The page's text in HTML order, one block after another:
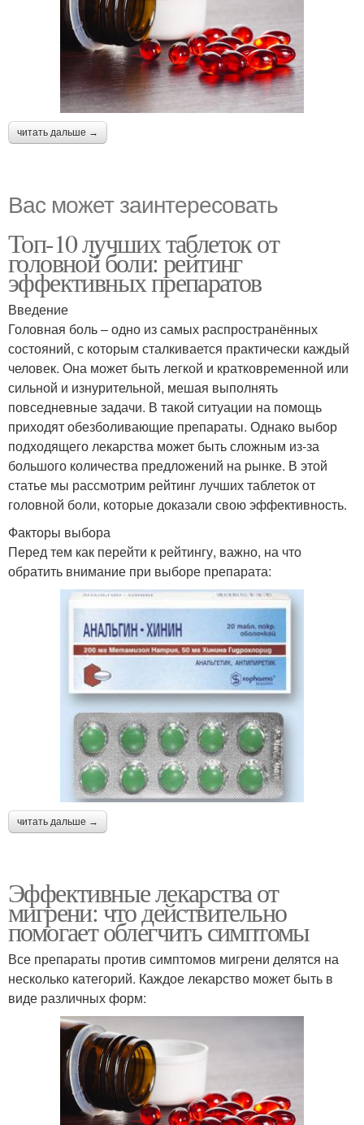
читать дальше →
Вас может заинтересовать
Топ-10 лучших таблеток от
головной боли: рейтинг
эффективных препаратов
Введение
Головная боль – одно из самых распространённых
состояний, с которым сталкивается практически каждый
человек. Она может быть легкой и кратковременной или
сильной и изнурительной, мешая выполнять
повседневные задачи. В такой ситуации на помощь
приходят обезболивающие препараты. Однако выбор
подходящего лекарства может быть сложным из-за
большого количества предложений на рынке. В этой
статье мы рассмотрим рейтинг лучших таблеток от
головной боли, которые доказали свою эффективность.
Факторы выбора
Перед тем как перейти к рейтингу, важно, на что
обратить внимание при выборе препарата:
читать дальше →
Эффективные лекарства от
мигрени: что действительно
помогает облегчить симптомы
Все препараты против симптомов мигрени делятся на
несколько категорий. Каждое лекарство может быть в
виде различных форм: